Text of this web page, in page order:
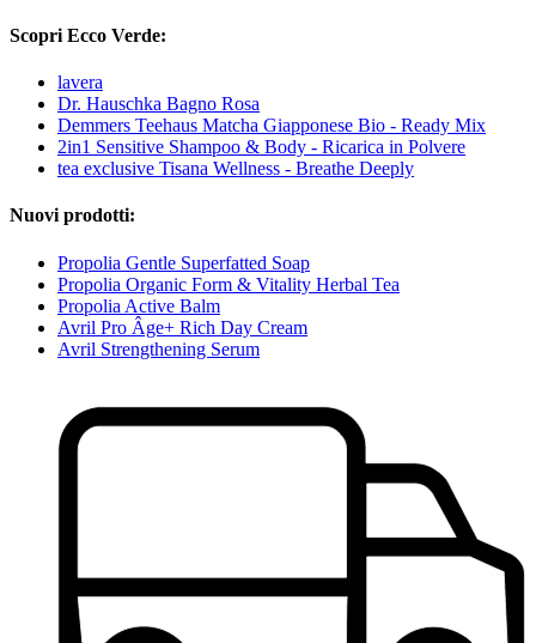
Scopri Ecco Verde:
lavera
Dr. Hauschka Bagno Rosa
Demmers Teehaus Matcha Giapponese Bio - Ready Mix
2in1 Sensitive Shampoo & Body - Ricarica in Polvere
tea exclusive Tisana Wellness - Breathe Deeply
Nuovi prodotti:
Propolia Gentle Superfatted Soap
Propolia Organic Form & Vitality Herbal Tea
Propolia Active Balm
Avril Pro Âge+ Rich Day Cream
Avril Strengthening Serum